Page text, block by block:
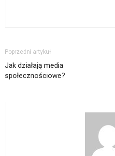
Poprzedni artykuł
Jak działają media
społecznościowe?